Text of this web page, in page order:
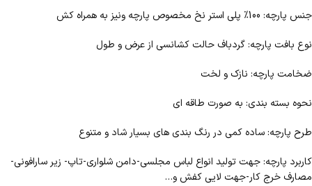
جنس پارچه: 100% پلی استر نخ مخصوص پارچه ونیز به همراه کش
نوع بافت پارچه: گردباف حالت کشانسی از عرض و طول
ضخامت پارچه: نازک و لخت
نحوه بسته بندی: به صورت طاقه ای
طرح پارچه: ساده کمی در رنگ بندی های بسیار شاد و متنوع
کاربرد پارچه: جهت تولید انواع لباس مجلسی-دامن شلواری-تاپ- زیر سارافونی-
مصارف خرج کار-جهت لایی کفش و…